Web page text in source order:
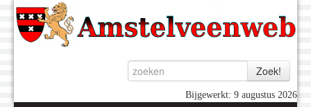
Bijgewerkt: 9 augustus 2026